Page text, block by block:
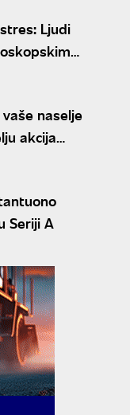
Ljudi
naselje
akcija
u
Seriji A